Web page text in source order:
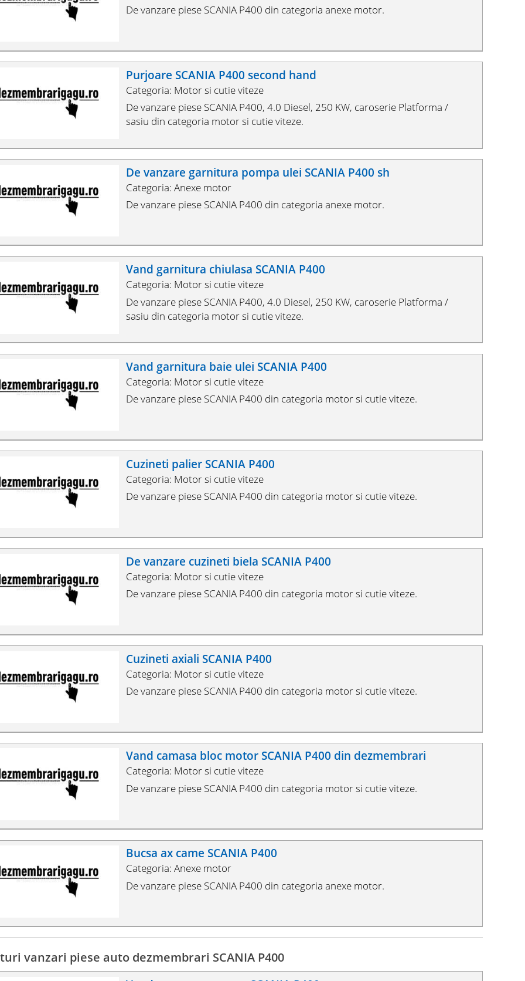
De vanzare piese SCANIA P400 din categoria anexe motor.
Purjoare SCANIA P400 second hand
Categoria: Motor si cutie viteze
De vanzare piese SCANIA P400, 4.0 Diesel, 250 KW, caroserie Platforma /
sasiu din categoria motor si cutie viteze.
De vanzare garnitura pompa ulei SCANIA P400 sh
Categoria: Anexe motor
De vanzare piese SCANIA P400 din categoria anexe motor.
Vand garnitura chiulasa SCANIA P400
Categoria: Motor si cutie viteze
De vanzare piese SCANIA P400, 4.0 Diesel, 250 KW, caroserie Platforma /
sasiu din categoria motor si cutie viteze.
Vand garnitura baie ulei SCANIA P400
Categoria: Motor si cutie viteze
De vanzare piese SCANIA P400 din categoria motor si cutie viteze.
Cuzineti palier SCANIA P400
Categoria: Motor si cutie viteze
De vanzare piese SCANIA P400 din categoria motor si cutie viteze.
De vanzare cuzineti biela SCANIA P400
Categoria: Motor si cutie viteze
De vanzare piese SCANIA P400 din categoria motor si cutie viteze.
Cuzineti axiali SCANIA P400
Categoria: Motor si cutie viteze
De vanzare piese SCANIA P400 din categoria motor si cutie viteze.
Vand camasa bloc motor SCANIA P400 din dezmembrari
Categoria: Motor si cutie viteze
De vanzare piese SCANIA P400 din categoria motor si cutie viteze.
Bucsa ax came SCANIA P400
Categoria: Anexe motor
De vanzare piese SCANIA P400 din categoria anexe motor.
vanzari piese auto dezmembrari SCANIA P400